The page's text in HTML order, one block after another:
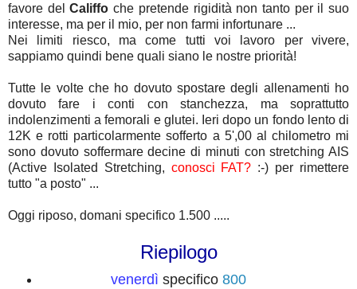
favore delCaliffo che pretende rigidità non tanto per il suo
interesse, ma per il mio, per non farmi infortunare ...
Nei limiti riesco, ma come tutti voi lavoro per vivere,
sappiamo quindi bene quali siano le nostre priorità!
Tutte le volte che ho dovuto spostare degli allenamenti ho
dovuto fare i conti con stanchezza, ma soprattutto
indolenzimenti a femorali e glutei. Ieri dopo un fondo lento di
12K e rotti particolarmente sofferto a 5',00 al chilometro mi
sono dovuto soffermare decine di minuti con stretching AIS
(Active Isolated Stretching, conosci FAT? :-) per rimettere
tutto "a posto" ...
Oggi riposo, domani specifico 1.500 .....
Riepilogo
venerdì specifico 800